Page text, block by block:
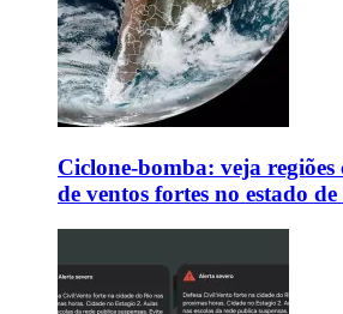
Ciclone-bomba: veja regiões
de ventos fortes no estado de